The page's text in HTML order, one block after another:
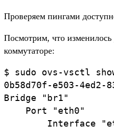
Проверяем пингами
Посмотрим, что
коммутаторе:
$ sudo ovs-vsctl
0b58d70f-e503-4ed2-
Bridge "br1"
    Port "eth0"
Interface